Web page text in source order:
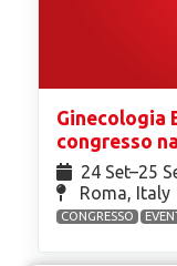
Ginecologia
congresso
24 Set⁠–25
Roma, Italy
CONGRESSO